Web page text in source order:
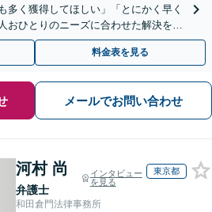
多く獲得してほしい」「とにかく早く
おひとりのニーズに合わせた解決を目
料金表を見る
メールでお問い合わせ
河村 尚
弁護士
インタビュー
を見る
東京都
和田倉門法律事務所